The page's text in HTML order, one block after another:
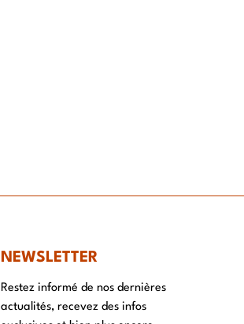
NEWSLETTER
Restez informé de nos dernières
actualités, recevez des infos